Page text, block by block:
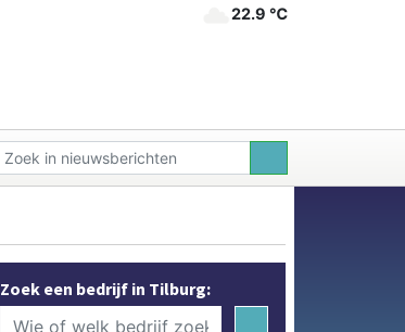
22.9 ℃
Zoek een bedrijf in Tilburg: